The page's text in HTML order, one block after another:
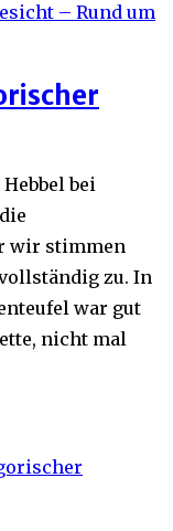
– Rund um
bei
wir stimmen
zu. In
war gut
nicht mal